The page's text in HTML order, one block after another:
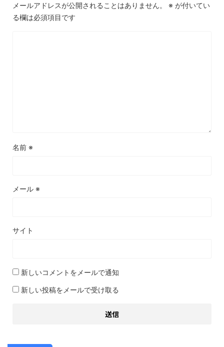
メールアドレスが公開されることはありません。 ※ が付いてい
る欄は必須項目です
名前 ※
メール ※
サイト
新しいコメントをメールで通知
新しい投稿をメールで受け取る